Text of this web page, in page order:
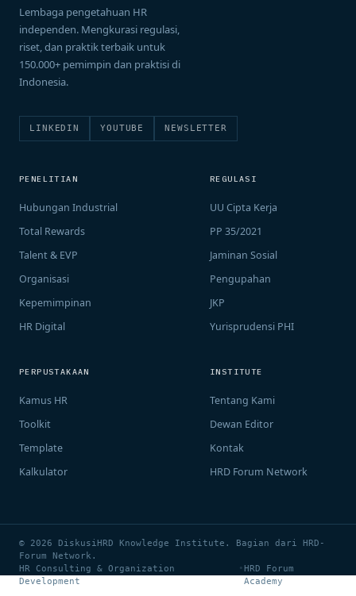
Lembaga pengetahuan HR
independen. Mengkurasi regulasi,
riset, dan praktik terbaik untuk
150.000+ pemimpin dan praktisi di
Indonesia.
LINKEDIN YOUTUBE NEWSLETTER
PENELITIAN
Hubungan Industrial
Total Rewards
Talent & EVP
Organisasi
Kepemimpinan
HR Digital
REGULASI
UU Cipta Kerja
PP 35/2021
Jaminan Sosial
Pengupahan
JKP
Yurisprudensi PHI
PERPUSTAKAAN
Kamus HR
Toolkit
Template
Kalkulator
INSTITUTE
Tentang Kami
Dewan Editor
Kontak
HRD Forum Network
© 2026 DiskusiHRD Knowledge Institute. Bagian dari HRD-
Forum Network.
HR Consulting & Organization
Development
•HRD Forum
Academy